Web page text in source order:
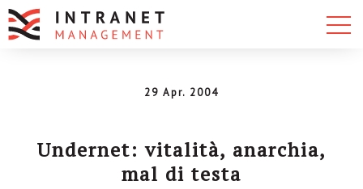
29 Apr. 2004
Undernet: vitalità, anarchia,
mal di testa